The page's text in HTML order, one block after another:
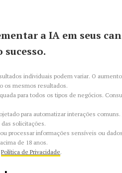
a IA em seus
individuais podem variar. O
os mesmos resultados.
para todos os tipos de negócios.
para automatizar interações
solicitações.
processar informações sensíveis ou
de 18 anos.
Política de Privacidade.